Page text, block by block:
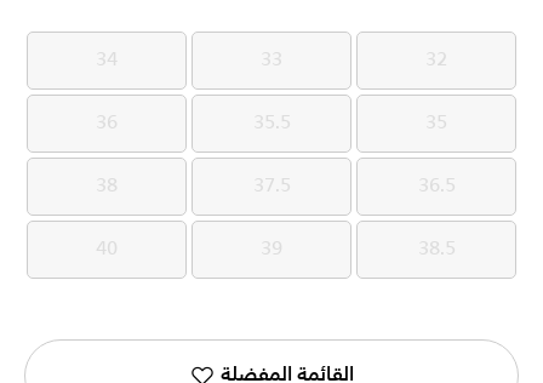
32
32
33
33
34
34
35
35
35.5
35.5
36
36
36.5
36.5
37.5
37.5
38
38
38.5
38.5
39
39
40
40
القائمة المفضلة